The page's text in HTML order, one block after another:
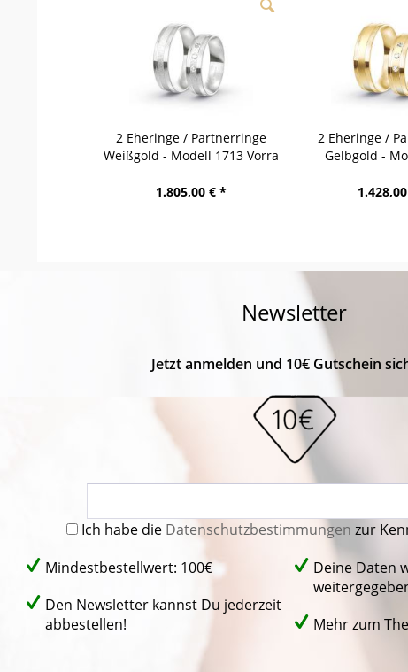
2 Eheringe / Partnerringe
Weißgold - Modell 1713 Vorra
1.805,00 € *
2 Eheringe /
Gelbgold -
Newsletter
Jetzt anmelden und 10€ Gutschein
Ich habe die Datenschutzbestimmungen zur
Mindestbestellwert: 100€
Den Newsletter kannst Du jederzeit
abbestellen!
Deine Daten
Mehr zum